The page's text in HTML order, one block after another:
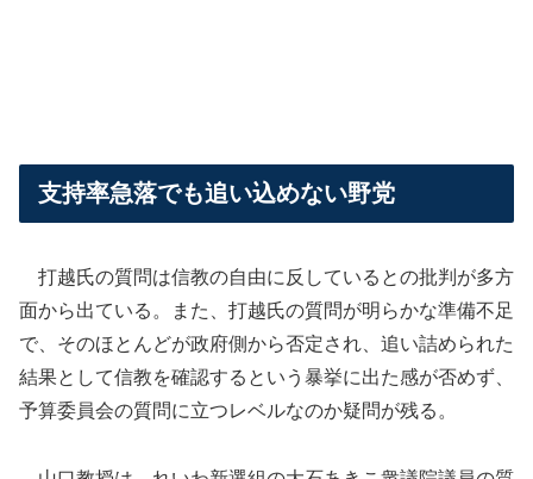
支持率急落でも追い込めない野党
打越氏の質問は信教の自由に反しているとの批判が多方
面から出ている。また、打越氏の質問が明らかな準備不足
で、そのほとんどが政府側から否定され、追い詰められた
結果として信教を確認するという暴挙に出た感が否めず、
予算委員会の質問に立つレベルなのか疑問が残る。